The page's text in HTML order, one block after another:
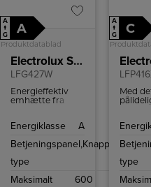
A
↑
G
A
Produktdatablad
Electrolux Skabsintegreret emhætte
LFG427W
Energieffektiv
emhætte fra
LED-belysning.
Energiklasse
A
Betjeningspanel,
type
Knapper
Maksimalt
600
A
↑
G
C
Med
og
andre
vaskes
type